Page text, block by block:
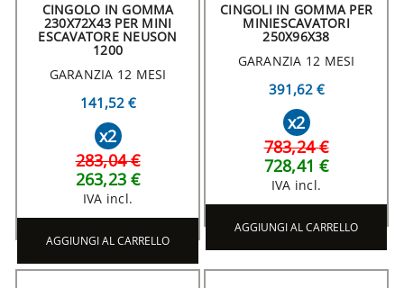
CINGOLO IN GOMMA
230X72X43 PER MINI
ESCAVATORE NEUSON
1200
GARANZIA 12 MESI
141,52 €
x2
283,04 €
263,23 €
IVA incl.
AGGIUNGI AL CARRELLO
CINGOLI IN GOMMA PER
MINIESCAVATORI
250X96X38
GARANZIA 12 MESI
391,62 €
x2
783,24 €
728,41 €
IVA incl.
AGGIUNGI AL CARRELLO